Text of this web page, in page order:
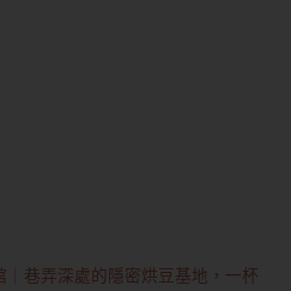
｜巷弄深處的隱密烘豆基地，一杯